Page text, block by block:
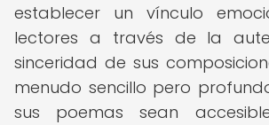
establecer un vínculo
lectores a través de la
sinceridad de sus
menudo sencillo pero
sus poemas sean